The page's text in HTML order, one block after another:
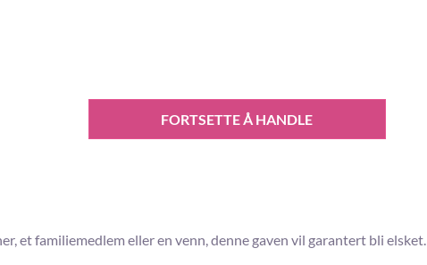
FORTSETTE Å HANDLE
et familiemedlem eller en venn, denne gaven vil garantert bli elsket.